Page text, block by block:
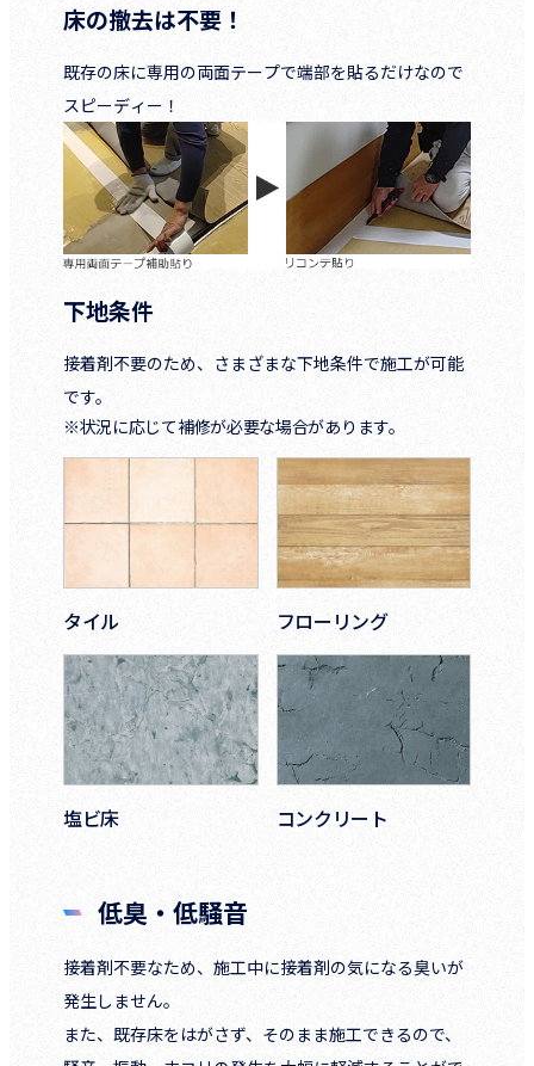
床の撤去は不要！
既存の床に専用の両面テープで端部を貼るだけなので
スピーディー！
下地条件
接着剤不要のため、さまざまな下地条件で施工が可能
です。
※状況に応じて補修が必要な場合があります。
タイル フローリング
塩ビ床 コンクリート
低臭・低騒音
接着剤不要なため、施工中に接着剤の気になる臭いが
発生しません。
また、既存床をはがさず、そのまま施工できるので、